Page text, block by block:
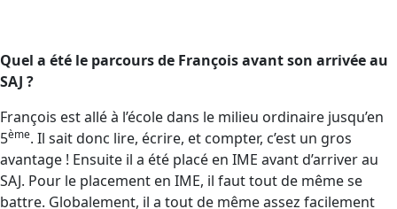
Quel a été le parcours de François avant son arrivée au
SAJ ?
François est allé à l’école dans le milieu ordinaire jusqu’en
5ème. Il sait donc lire, écrire, et compter, c’est un gros
avantage ! Ensuite il a été placé en IME avant d’arriver au
SAJ. Pour le placement en IME, il faut tout de même se
battre. Globalement, il a tout de même assez facilement